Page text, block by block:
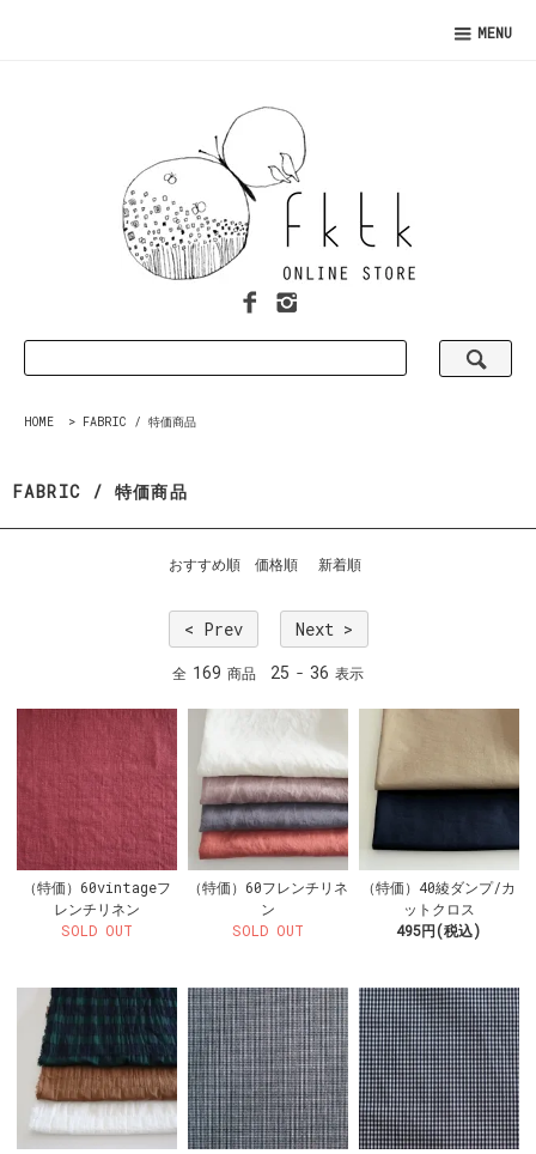
MENU
HOME > FABRIC / 特価商品
FABRIC / 特価商品
おすすめ順 価格順 新着順
< Prev Next >
全 169 商品 25 - 36 表示
（特価）60vintageフ
レンチリネン
SOLD OUT
（特価）60フレンチリネ
ン
SOLD OUT
（特価）40綾ダンプ/カ
ットクロス
495円(税込)